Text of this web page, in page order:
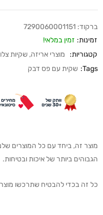
ברקוד: 7290060001151
זמינות: זמין במלאי!
קטגוריות:
מוצרי אריזה, שקיות
Tags: שקית עם פס דבק
מוצר זה, ביחד עם כל המוצרים
הגבוהים ביותר של איכות ובטיחות.
כל זה בכדי להבטיח שתרכשו